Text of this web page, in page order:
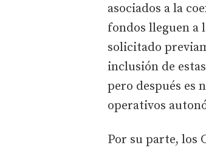
asociados a la
fondos lleguen a
solicitado
inclusión de
pero después es
operativos
Por su parte, los